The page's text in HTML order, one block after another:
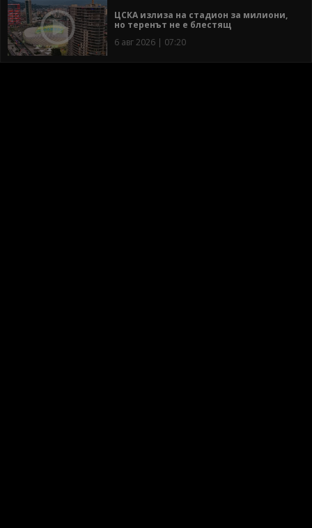
ЦСКА излиза на стадион за милиони,
но теренът не е блестящ
6 авг 2026 | 07:20